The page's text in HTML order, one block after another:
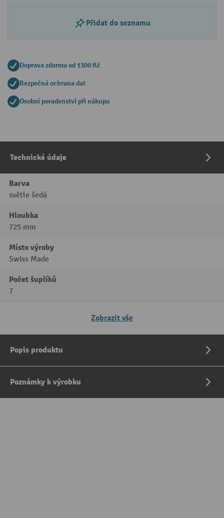
Přidat do seznamu
Doprava zdarma od 1300 Kč
Bezpečná ochrana dat
Osobní poradenství při nákupu
Technické údaje
Barva
světle šedá
Hloubka
725 mm
Místo výroby
Swiss Made
Počet šuplíků
7
Zobrazit vše
Popis produktu
Poznámky k výrobku